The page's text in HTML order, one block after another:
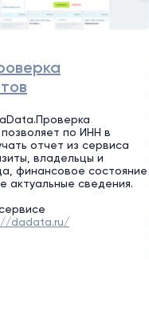
по ИНН в
отчет из сервиса
владельцы и
финансовое состояние
актуальные сведения.
dadata.ru/